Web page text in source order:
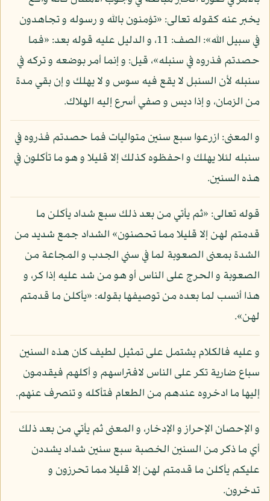
يخبر عنه كقوله تعالى: «تؤمنون بالله و رسوله و تجاهدون
في سبيل الله»: الصف: 11، و الدليل عليه قوله بعد: «فما
حصدتم فذروه في سنبله»، قيل: و إنما أمر بوضعه و تركه في
سنبله لأن السنبل لا يقع فيه سوس و لا يهلك و إن بقي مدة
من الزمان، و إذا ديس و صفي أسرع إليه الهلاك.
و المعنى: ازرعوا سبع سنين متواليات فما حصدتم فذروه في
سنبله لئلا يهلك و احفظوه كذلك إلا قليلا و هو ما تأكلون في
هذه السنين.
قوله تعالى: «ثم يأتي من بعد ذلك سبع شداد يأكلن ما
قدمتم لهن إلا قليلا مما تحصنون» الشداد جمع شديد من
الشدة بمعنى الصعوبة لما في سني الجدب و المجاعة من
الصعوبة و الحرج على الناس أو هو من شد عليه إذا كر، و
هذا أنسب لما بعده من توصيفها بقوله: «يأكلن ما قدمتم
لهن».
و عليه فالكلام يشتمل على تمثيل لطيف كان هذه السنين
سباع ضارية تكر على الناس لافتراسهم و أكلهم فيقدمون
إليها ما ادخروه عندهم من الطعام فتأكله و تنصرف عنهم.
و الإحصان الإحراز و الإدخار، و المعنى ثم يأتي من بعد ذلك
أي ما ذكر من السنين الخصبة سبع سنين شداد يشددن
عليكم يأكلن ما قدمتم لهن إلا قليلا مما تحرزون و
تدخرون.